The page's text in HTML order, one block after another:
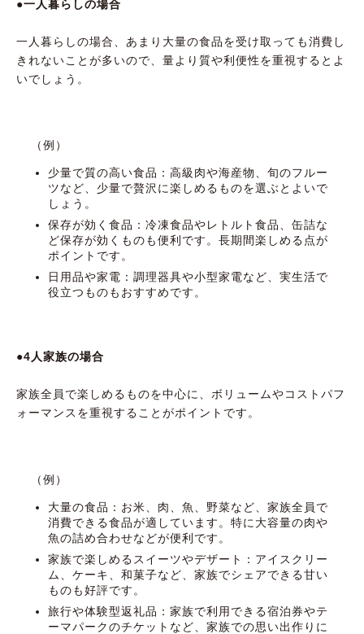
●一人暮らしの場合
一人暮らしの場合、あまり大量の食品を受け取っても消費し
きれないことが多いので、量より質や利便性を重視するとよ
いでしょう。
（例）
少量で質の高い食品：高級肉や海産物、旬のフルー
ツなど、少量で贅沢に楽しめるものを選ぶとよいで
しょう。
保存が効く食品：冷凍食品やレトルト食品、缶詰な
ど保存が効くものも便利です。長期間楽しめる点が
ポイントです。
日用品や家電：調理器具や小型家電など、実生活で
役立つものもおすすめです。
●4人家族の場合
家族全員で楽しめるものを中心に、ボリュームやコストパフ
ォーマンスを重視することがポイントです。
（例）
大量の食品：お米、肉、魚、野菜など、家族全員で
消費できる食品が適しています。特に大容量の肉や
魚の詰め合わせなどが便利です。
家族で楽しめるスイーツやデザート：アイスクリー
ム、ケーキ、和菓子など、家族でシェアできる甘い
ものも好評です。
旅行や体験型返礼品：家族で利用できる宿泊券やテ
ーマパークのチケットなど、家族での思い出作りに